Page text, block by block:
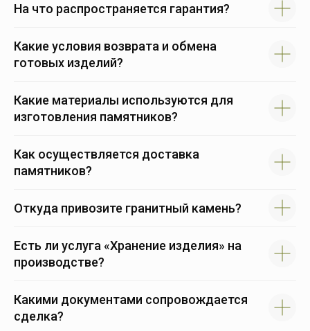
На что распространяется гарантия?
Какие условия возврата и обмена
готовых изделий?
Какие материалы используются для
изготовления памятников?
Как осуществляется доставка
памятников?
Откуда привозите гранитный камень?
Есть ли услуга «Хранение изделия» на
производстве?
Какими документами сопровождается
сделка?